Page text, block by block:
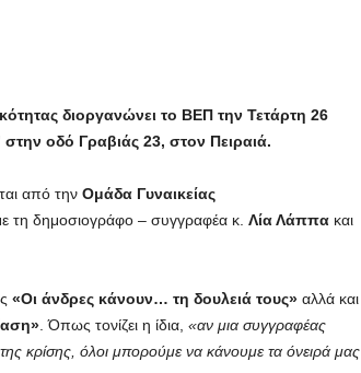
διοργανώνει το ΒΕΠ την Τετάρτη 26
στην οδό Γραβιάς 23, στον Πειραιά.
από την Ομάδα Γυναικείας
τη δημοσιογράφο – συγγραφέα κ. Λία Λάππα και
«Οι άνδρες κάνουν… τη δουλειά τους»αλλά και
. Όπως τονίζει η ίδια, «αν μια συγγραφέας
κρίσης, όλοι μπορούμε να κάνουμε τα όνειρά μας